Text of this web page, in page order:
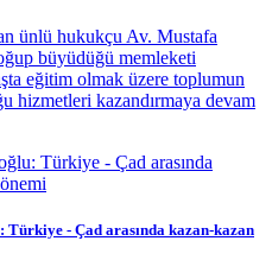
ünlü hukukçu Av. Mustafa
büyüdüğü memleketi
eğitim olmak üzere toplumun
hizmetleri kazandırmaya devam
- Çad arasında kazan-kazan